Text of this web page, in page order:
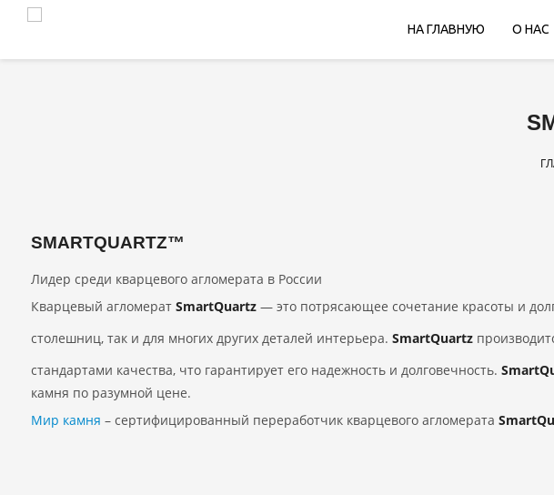
НА ГЛАВНУЮ О НАС
SMARTQUARTZ™
Лидер среди кварцевого агломерата в России
Кварцевый агломерат SmartQuartz— это потрясающее сочетание красоты и
столешниц, так и для многих других деталей интерьера. SmartQuartz
стандартами качества, что гарантирует его надежность и долговечность.
камня по разумной цене.
Мир камня – сертифицированный переработчик кварцевого агломерата